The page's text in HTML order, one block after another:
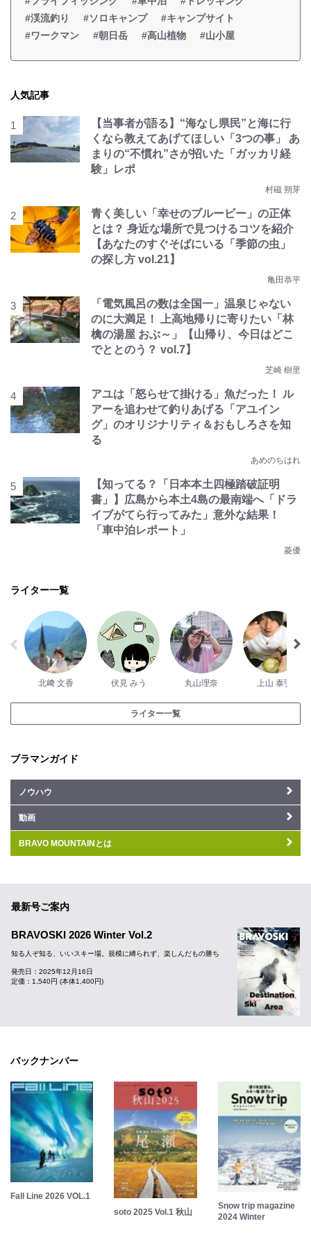
#渓流釣り
#ソロキャンプ
#キャンプサイト
#ワークマン
#朝日岳 #高山植物 #山小屋
人気記事
【当事者が語る】“海なし県民”と海に行
くなら教えてあげてほしい「3つの事」 あ
まりの“不慣れ”さが招いた「ガッカリ経
験」レポ
村磁 朔芽
青く美しい「幸せのブルービー」の正体
とは？ 身近な場所で見つけるコツを紹介
【あなたのすぐそばにいる「季節の虫」
の探し方 vol.21】
亀田恭平
「電気風呂の数は全国一」温泉じゃない
のに大満足！ 上高地帰りに寄りたい「林
檎の湯屋 おぶ～」【山帰り、今日はどこ
でととのう？ vol.7】
芝崎 樹里
アユは「怒らせて掛ける」魚だった！ ル
アーを追わせて釣りあげる「アユイン
グ」のオリジナリティ＆おもしろさを知
る
あめのちはれ
【知ってる？「日本本土四極踏破証明
書」】広島から本土4島の最南端へ「ドラ
イブがてら行ってみた」意外な結果！
「車中泊レポート」
菱優
ライター一覧
北﨑 文香 伏見 みう 丸山理奈 上山 泰弘
ライター一覧
ブラマンガイド
ノウハウ
動画
BRAVO MOUNTAINとは
最新号ご案内
BRAVOSKI 2026 Winter Vol.2
知る人ぞ知る、いいスキー場。規模に縛られず、楽しんだもの勝ち
発売日：2025年12月16日
定価：1,540円 (本体1,400円)
バックナンバー
Fall Line 2026 VOL.1
soto 2025 Vol.1 秋山
Snow trip magazine
2024 Winter